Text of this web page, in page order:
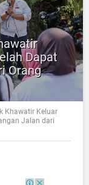
Dapat
Orang
Khawatir Keluar
Jalan dari